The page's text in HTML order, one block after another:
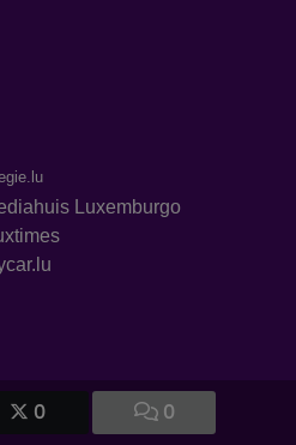
0 0
Luxemburgo